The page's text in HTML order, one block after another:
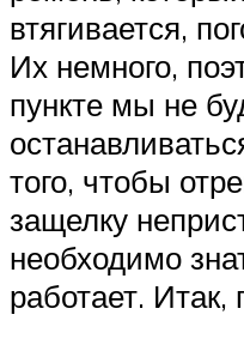
втягивается,
Их немного,
пункте мы не
того, чтобы
защелку
необходимо
работает.